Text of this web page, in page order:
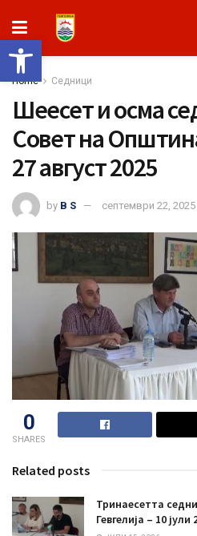
Open toolbar
Home Седници
Шеесет и осма
Совет на
27 август 2025
by B S септември 22, 2025
0
SHARES
Related posts
Тринаесетта
Гевгелија – 10 јули